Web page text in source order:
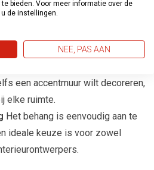
hoogwaardige materialen die
een accentmuur wilt decoreren,
elke ruimte.
Het behang is eenvoudig aan te
ideale keuze is voor zowel
bieden. Voor meer informatie over de
de instellingen.
NEE, PAS AAN